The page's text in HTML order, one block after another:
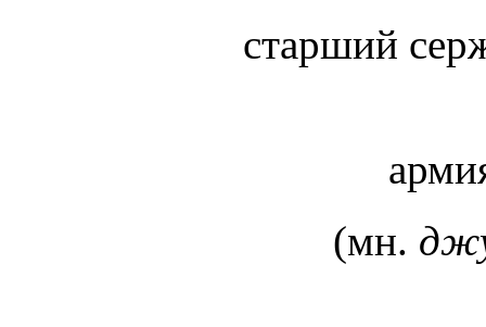
старший
(мн.